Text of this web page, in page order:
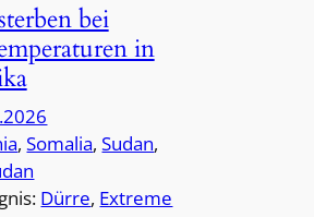
bei
in
, Somalia, Sudan
Dürre, Extreme